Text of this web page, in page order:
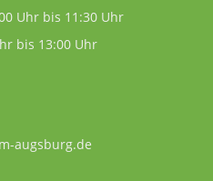
Uhr bis 11:30 Uhr
bis 13:00 Uhr
augsburg.de